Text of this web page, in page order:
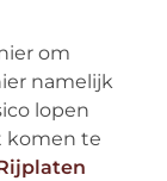
om
namelijk
lopen
komen te